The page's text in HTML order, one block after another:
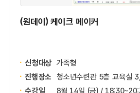
(원데이) 케이크 메이커
신청대상 가족형
진행장소 청소년수련관 5층 교육실
수강일
8월 14일 (금) /